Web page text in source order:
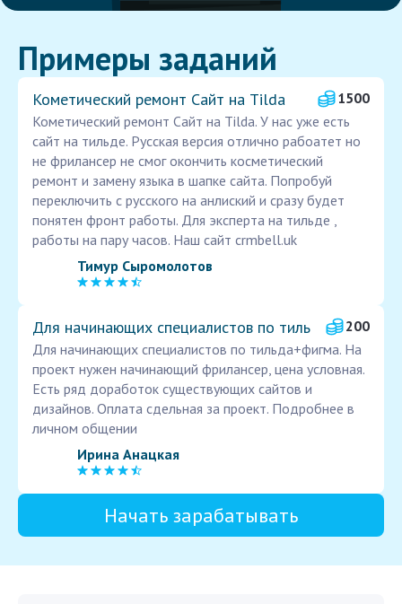
Примеры заданий
Кометический ремонт Сайт на Tilda
1500
Кометический ремонт Сайт на Tilda. У нас уже есть
сайт на тильде. Русская версия отлично рабоатет но
не фрилансер не смог окончить косметический
ремонт и замену языка в шапке сайта. Попробуй
переключить с русского на анлиский и сразу будет
понятен фронт работы. Для эксперта на тильде ,
работы на пару часов. Наш сайт crmbell.uk
Тимур Сыромолотов
Для начинающих специалистов по тиль
200
Для начинающих специалистов по тильда+фигма. На
проект нужен начинающий фрилансер, цена условная.
Есть ряд доработок существующих сайтов и
дизайнов. Оплата сдельная за проект. Подробнее в
личном общении
Ирина Анацкая
Начать зарабатывать